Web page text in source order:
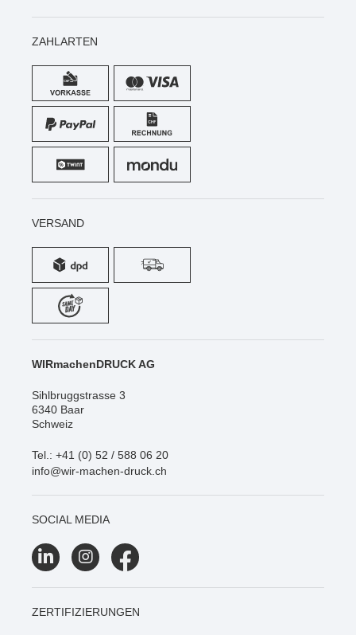
ZAHLARTEN
VERSAND
WIRmachenDRUCK AG
Sihlbruggstrasse 3
6340 Baar
Schweiz
Tel.: +41 (0) 52 / 588 06 20
info@wir-machen-druck.ch
SOCIAL MEDIA
ZERTIFIZIERUNGEN